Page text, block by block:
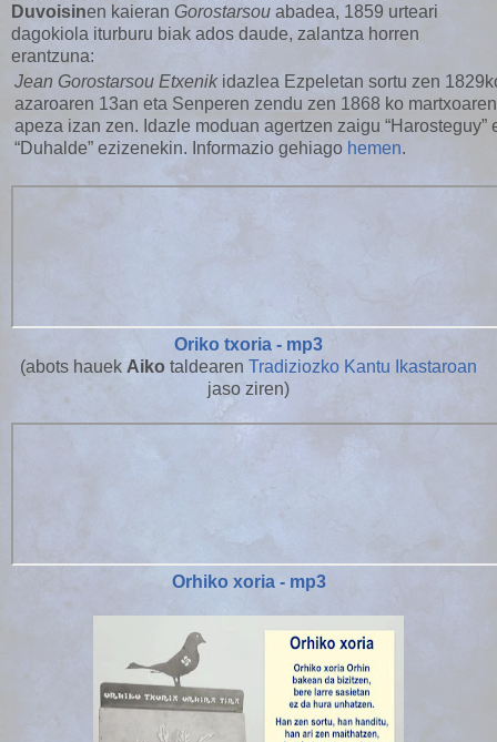
Duvoisinen kaieran Gorostarsou abadea, 1859 urteari
dagokiola iturburu biak ados daude, zalantza horren
erantzuna:
Jean Gorostarsou Etxenikidazlea Ezpeletan sortu zen
azaroaren 13an eta Senperen zendu zen 1868 ko
apeza izan zen. Idazle moduan agertzen zaigu “Harosteguy”
“Duhalde” ezizenekin. Informazio gehiago hemen.
Oriko txoria - mp3
(abots hauek Aiko taldearen Tradiziozko Kantu Ikastaroan
jaso ziren)
Orhiko xoria - mp3